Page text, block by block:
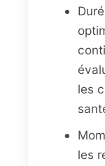
les
les